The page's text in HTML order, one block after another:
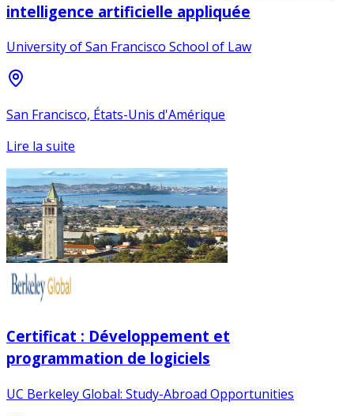
intelligence artificielle appliquée
University of San Francisco School of Law
San Francisco, États-Unis d'Amérique
Lire la suite
Certificat : Développement et
programmation de logiciels
UC Berkeley Global: Study-Abroad Opportunities